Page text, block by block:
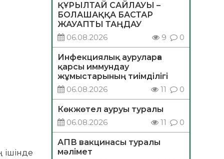
ішінде
ҚҰРЫЛТАЙ САЙЛАУЫ –
БОЛАШАҚҚА БАСТАР
ЖАУАПТЫ ТАҢДАУ
06.08.2026
9 0
Инфекциялық ауруларға
қарсы иммундау
жұмыстарының тиімділігі
06.08.2026
11 0
Көкжөтел ауруы туралы
06.08.2026
11 0
АПВ вакцинасы туралы
мәлімет